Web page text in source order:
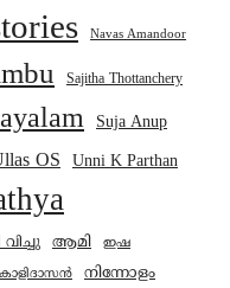
Navas Amandoor
Sajitha Thottanchery
Suja Anup
OS Unni K Parthan
ആമി ഇഷ
കാളിദാസൻ നിന്നോളം